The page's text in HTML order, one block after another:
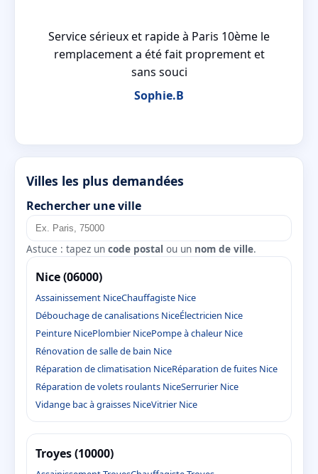
Service sérieux et rapide à Paris 10ème le
remplacement a été fait proprement et
sans souci
Sophie.B
Villes les plus demandées
Rechercher une ville
Astuce : tapez un code postal ou un nom de ville.
Nice (06000)
Assainissement NiceChauffagiste Nice
Débouchage de canalisations NiceÉlectricien Nice
Peinture NicePlombier NicePompe à chaleur Nice
Rénovation de salle de bain Nice
Réparation de climatisation NiceRéparation de fuites Nice
Réparation de volets roulants NiceSerrurier Nice
Vidange bac à graisses NiceVitrier Nice
Troyes (10000)